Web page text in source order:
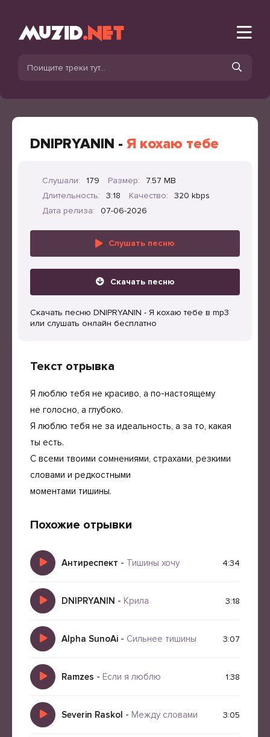
DNIPRYANIN - Я кохаю тебе
Слушали: 179 Размер:
7.57 MB
Длительность:
3:18 Качество:
320 kbps
Дата релиза:
07-06-2026
Слушать песню
Скачать песню
Скачать песню DNIPRYANIN - Я кохаю тебе в mp3
или слушать онлайн бесплатно
Текст отрывка
Я люблю тебя не красиво, а по-настоящему
не голосно, а глубоко.
Я люблю тебя не за идеальность, а за то, какая
ты есть.
С всеми твоими сомнениями, страхами, резкими
словами и редкостными
моментами тишины.
Похожие отрывки
Антиреспект - Тишины хочу 4:34
DNIPRYANIN - Крила 3:18
Alpha SunoAi - Сильнее тишины 3:07
Ramzes - Если я люблю 1:38
Severin Raskol - Между словами 3:05